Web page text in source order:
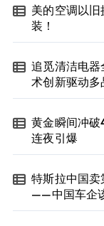
美的空调以
装！
追觅清洁电
术创新驱动多
黄金瞬间冲
连夜引爆
特斯拉中国
——中国车企